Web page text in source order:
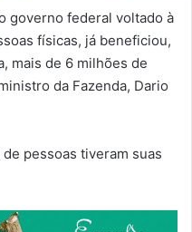
governo federal voltado à
físicas, já beneficiou,
mais de 6 milhões de
da Fazenda, Dario
pessoas tiveram suas